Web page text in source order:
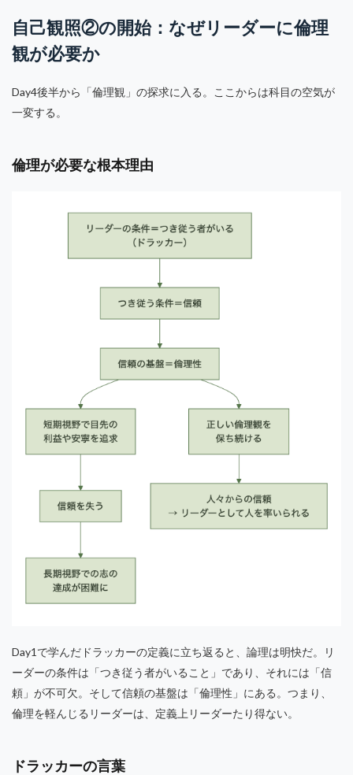
自己観照②の開始：なぜリーダーに倫理
観が必要か
Day4後半から「倫理観」の探求に入る。ここからは科目の空気が
一変する。
倫理が必要な根本理由
Day1で学んだドラッカーの定義に立ち返ると、論理は明快だ。リ
ーダーの条件は「つき従う者がいること」であり、それには「信
頼」が不可欠。そして信頼の基盤は「倫理性」にある。つまり、
倫理を軽んじるリーダーは、定義上リーダーたり得ない。
ドラッカーの言葉